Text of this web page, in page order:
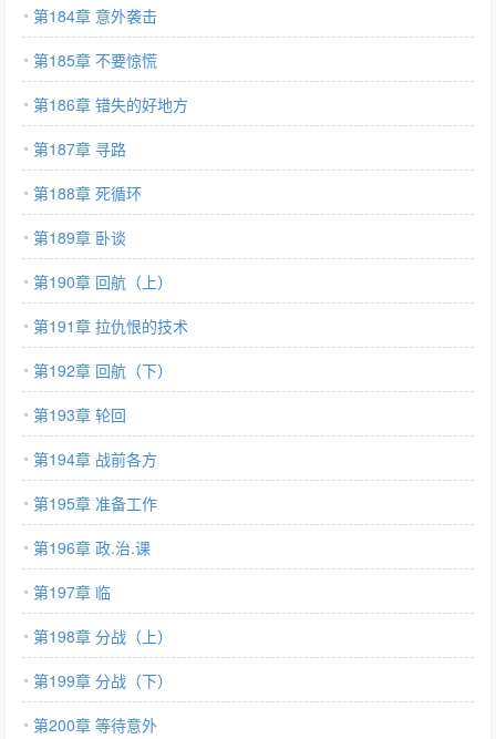
第184章 意外袭击
第185章 不要惊慌
第186章 错失的好地方
第187章 寻路
第188章 死循环
第189章 卧谈
第190章 回航（上）
第191章 拉仇恨的技术
第192章 回航（下）
第193章 轮回
第194章 战前各方
第195章 准备工作
第196章 政.治.课
第197章 临
第198章 分战（上）
第199章 分战（下）
第200章 等待意外